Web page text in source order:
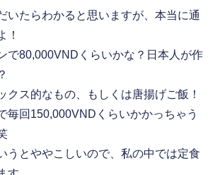
いたらわかると思いますが、本当に通
！
で80,000VNDくらいかな？日本人が作
クス的なもの、もしくは唐揚げご飯！
毎回150,000VNDくらいかかっちゃう
うとややこしいので、私の中では定食